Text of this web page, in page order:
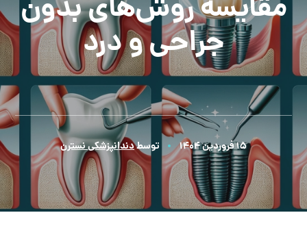
مقایسه روش‌های بدون
جراحی و درد
۱۵ فروردین ۱۴۰۴ توسطدندانپزشکی نسترن